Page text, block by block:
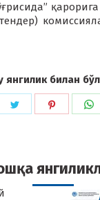
янгилик билан
Share
Share